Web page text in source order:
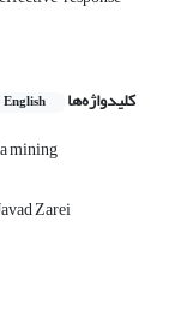
کلیدواژه‌ها English
mining
Zarei